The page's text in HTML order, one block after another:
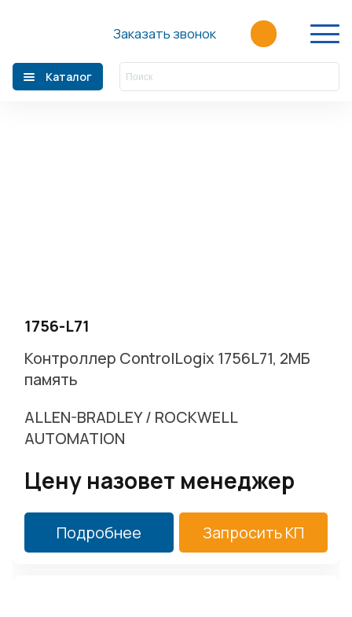
Заказать звонок
Каталог
Главная
г. Москва, Варшавское ш. д.17 стр.2
Фильтр
1756-L71
Контроллер ControlLogix 1756L71, 2MБ
память
ALLEN-BRADLEY / ROCKWELL
AUTOMATION
Цену назовет менеджер
Подробнее Запросить КП